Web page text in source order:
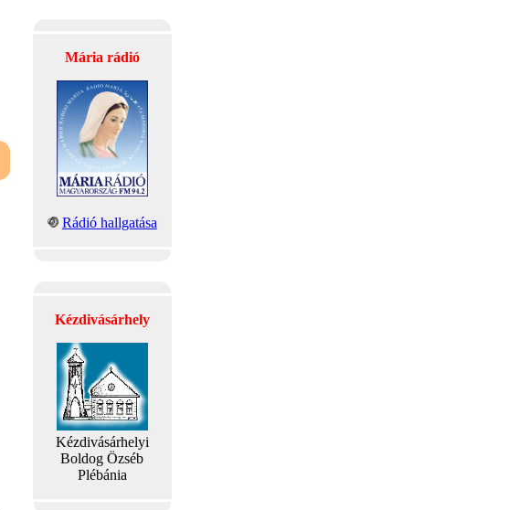
Mária rádió
Rádió hallgatása
Kézdivásárhely
Kézdivásárhelyi
Boldog Özséb
Plébánia